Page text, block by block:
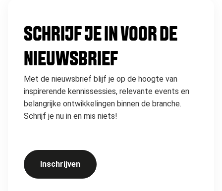
SCHRIJF JE IN VOOR DE
NIEUWSBRIEF
Met de nieuwsbrief blijf je op de hoogte van
inspirerende kennissessies, relevante events en
belangrijke ontwikkelingen binnen de branche.
Schrijf je nu in en mis niets!
Inschrijven